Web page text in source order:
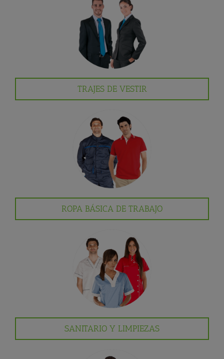
TRAJES DE VESTIR
ROPA BÁSICA DE TRABAJO
SANITARIO Y LIMPIEZAS